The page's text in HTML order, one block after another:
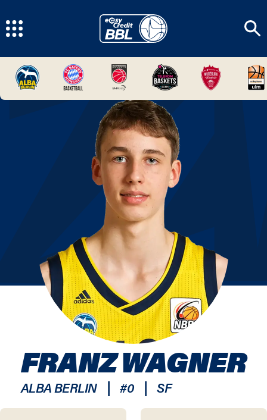
FRANZ WAGNER
ALBA BERLIN | #0 | SF